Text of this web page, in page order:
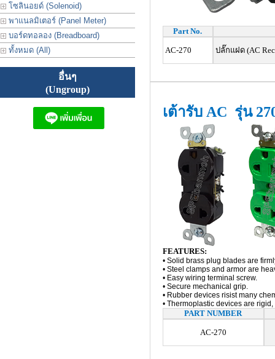
โซลินอยด์ (Solenoid)
พาแนลมิเตอร์ (Panel Meter)
บอร์ดทอลอง (Breadboard)
ทั้งหมด (All)
อื่นๆ
(Ungroup)
Part No.
AC-270 ปลั๊กแฝด (AC
เต้ารับ AC รุ่น
FEATURES:
• Solid brass plug blades are
• Steel clamps and armor are
• Easy wiring terminal screw.
• Secure mechanical grip.
• Rubber devices risist many
• Thermoplastic devices are
PART NUMBER
AC-270